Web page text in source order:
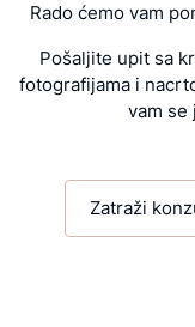
Rado ćemo vam
Pošaljite upit sa
fotografijama i
vam se
Zatraži